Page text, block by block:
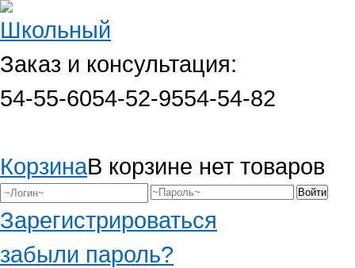
Заказ и консультация:
54-55-6054-52-9554-54-82
КорзинаВ корзине нет товаров
Зарегистрироваться
забыли пароль?